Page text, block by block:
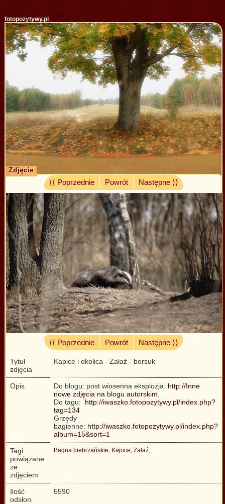
fotopozytywy.pl
Zdjęcie
⟨⟨ Poprzednie
Powrót Następne ⟩⟩
⟨⟨ Poprzednie Powrót Następne ⟩⟩
Tytuł
zdjęcia
Kapice i okolica - Załaź - borsuk
Opis Do blogu: post wiosenna eksplozja: http://Inne
nowe zdjęcia na blogu autorskim.
Do tagu: http://iwaszko.fotopozytywy.pl/index.php?
tag=134
Grzędy
bagienne: http://iwaszko.fotopozytywy.pl/index.php?
album=15&sort=1
Tagi
powiązane
ze
zdjęciem
Bagna biebrzańskie Kapice Załaź,
Ilość
odsłon
5590